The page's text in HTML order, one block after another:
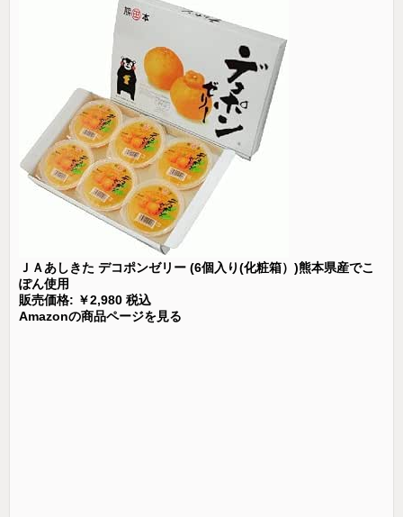
ＪＡあしきた デコポンゼリー (6個入り(化粧箱）)熊本県産でこ
ぽん使用
販売価格: ￥2,980 税込
Amazonの商品ページを見る